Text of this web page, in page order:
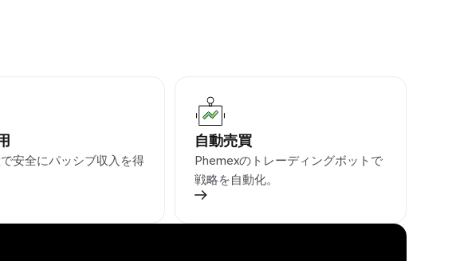
安全にパッシブ収入を得
自動売買
Phemexのトレーディングボットで
戦略を自動化。